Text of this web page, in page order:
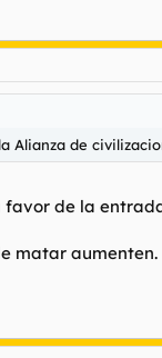
Alianza de
de la
matar aumenten.